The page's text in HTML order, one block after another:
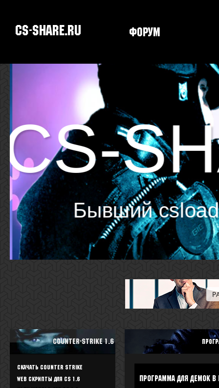
CS-SHARE.RU Форум
CS-
Бывший
Counter-Strike 1.6
Скачать Counter Strike
WEB скрипты для CS 1.6 программа для демок в